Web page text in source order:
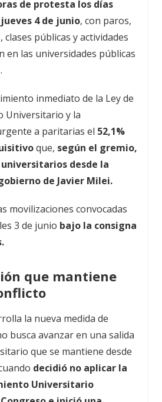
de protesta los días
4 de junio, con paros,
clases públicas y actividades
en las universidades públicas
inmediato de la Ley de
Universitario y la
a paritarias el 52,1%
que, según el gremio,
desde la
de Javier Milei.
movilizaciones convocadas
3 de junio bajo la consigna
que mantiene
la nueva medida de
busca avanzar en una salida
que se mantiene desde
decidió no aplicar la
Universitario